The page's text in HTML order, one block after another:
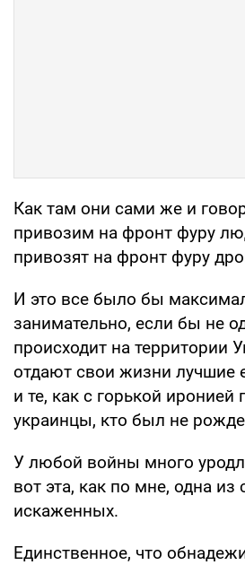
Как там они сами же и
привозим на фронт фуру
привозят на фронт фуру
И это все было бы
занимательно, если бы не
происходит на территории
отдают свои жизни лучшие
и те, как с горькой иронией
украинцы, кто был не
У любой войны много
вот эта, как по мне, одна
искаженных.
Единственное, что